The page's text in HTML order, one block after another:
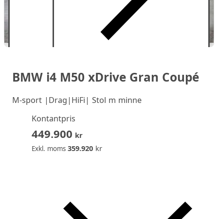
BMW i4 M50 xDrive Gran Coupé
M-sport |Drag|HiFi| Stol m minne
Kontantpris
449.900 kr
Exkl. moms 359.920kr